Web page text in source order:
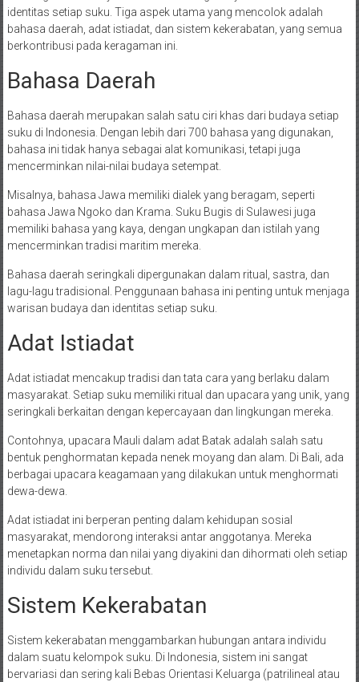
identitas setiap suku. Tiga aspek utama yang mencolok adalah
bahasa daerah, adat istiadat, dan sistem kekerabatan, yang semua
berkontribusi pada keragaman ini.
Bahasa Daerah
Bahasa daerah merupakan salah satu ciri khas dari budaya setiap
suku di Indonesia. Dengan lebih dari 700 bahasa yang digunakan,
bahasa ini tidak hanya sebagai alat komunikasi, tetapi juga
mencerminkan nilai-nilai budaya setempat.
Misalnya, bahasa Jawa memiliki dialek yang beragam, seperti
bahasa Jawa Ngoko dan Krama. Suku Bugis di Sulawesi juga
memiliki bahasa yang kaya, dengan ungkapan dan istilah yang
mencerminkan tradisi maritim mereka.
Bahasa daerah seringkali dipergunakan dalam ritual, sastra, dan
lagu-lagu tradisional. Penggunaan bahasa ini penting untuk menjaga
warisan budaya dan identitas setiap suku.
Adat Istiadat
Adat istiadat mencakup tradisi dan tata cara yang berlaku dalam
masyarakat. Setiap suku memiliki ritual dan upacara yang unik, yang
seringkali berkaitan dengan kepercayaan dan lingkungan mereka.
Contohnya, upacara Mauli dalam adat Batak adalah salah satu
bentuk penghormatan kepada nenek moyang dan alam. Di Bali, ada
berbagai upacara keagamaan yang dilakukan untuk menghormati
dewa-dewa.
Adat istiadat ini berperan penting dalam kehidupan sosial
masyarakat, mendorong interaksi antar anggotanya. Mereka
menetapkan norma dan nilai yang diyakini dan dihormati oleh setiap
individu dalam suku tersebut.
Sistem Kekerabatan
Sistem kekerabatan menggambarkan hubungan antara individu
dalam suatu kelompok suku. Di Indonesia, sistem ini sangat
bervariasi dan sering kali Bebas Orientasi Keluarga (patrilineal atau